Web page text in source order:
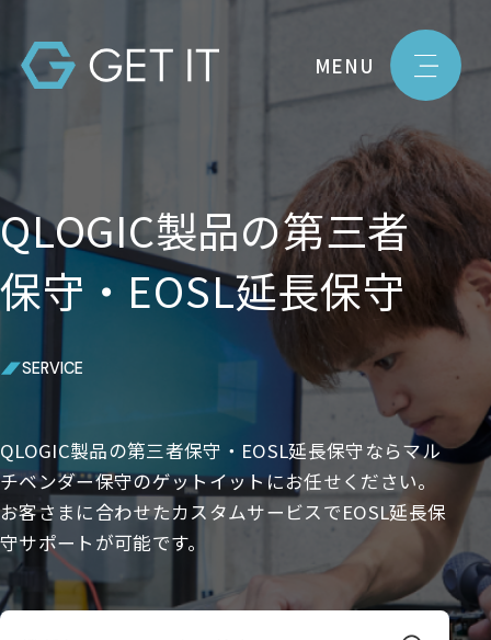
MENU
QLOGIC製品の第三者
保守・EOSL延長保守
SERVICE
QLOGIC製品の第三者保守・EOSL延長保守ならマル
チベンダー保守のゲットイットにお任せください。
お客さまに合わせたカスタムサービスでEOSL延長保
守サポートが可能です。